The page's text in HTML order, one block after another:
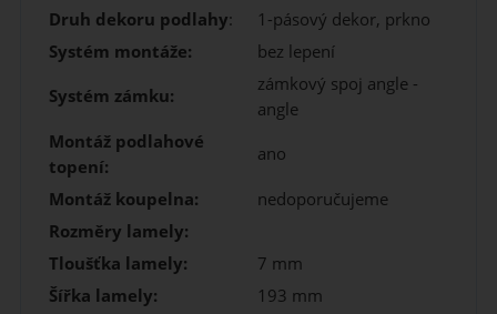
Druh dekoru podlahy:
1-pásový dekor, prkno
Systém montáže:
bez lepení
Systém zámku:
zámkový spoj angle -
angle
Montáž podlahové
topení:
ano
Montáž koupelna:
nedoporučujeme
Rozměry lamely:
Tloušťka lamely:
7 mm
Šířka lamely:
193 mm